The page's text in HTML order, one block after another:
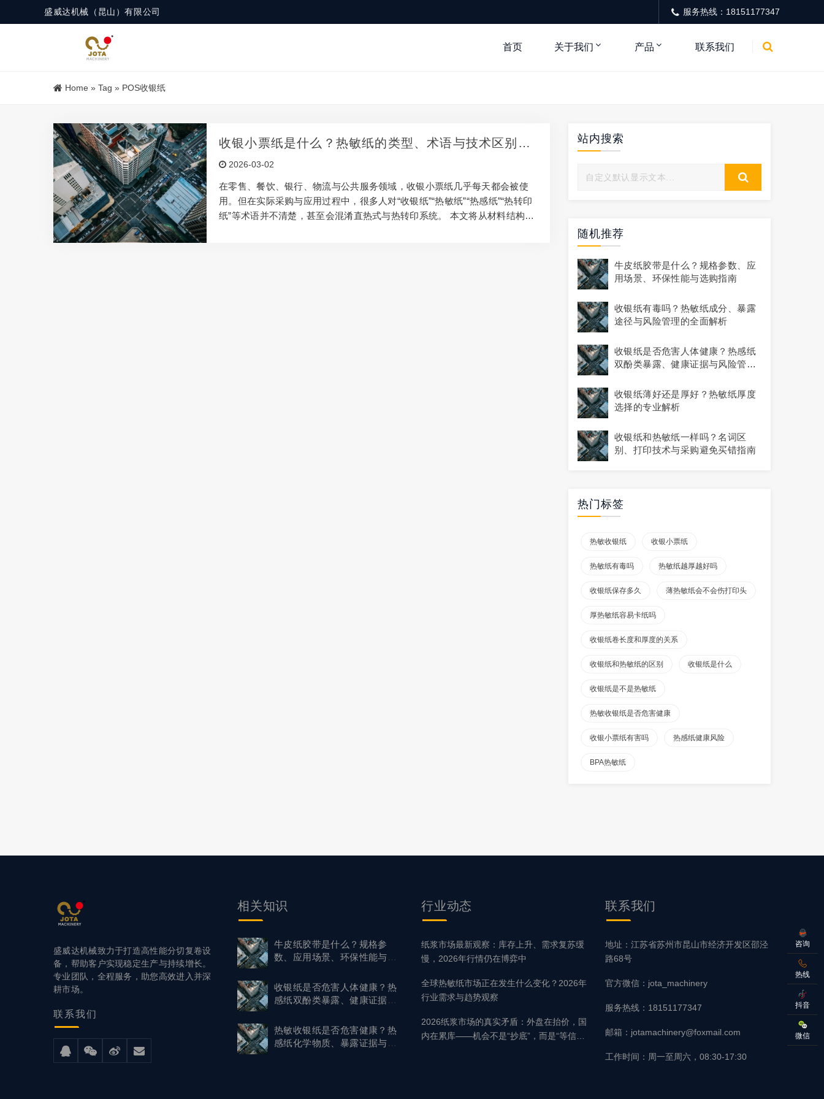
盛威达机械（昆山）有限公司 服务热线：18151177347
首页 关于我们 产品 联系我们
Home » Tag » POS收银纸
收银小票纸是什么？热敏纸的类型、术语与技术区别详
解 2026-03-02
在零售、餐饮、银行、物流与公共服务领域，收银小票纸几乎每天都会被使
用。但在实际采购与应用过程中，很多人对“收银纸”“热敏纸”“热感纸”“热转印
纸”等术语并不清楚，甚至会混淆直热式与热转印系统。 本文将从材料结构、
站内搜索
随机推荐
牛皮纸胶带是什么？规格参数、应
用场景、环保性能与选购指南
收银纸有毒吗？热敏纸成分、暴露
途径与风险管理的全面解析
收银纸是否危害人体健康？热感纸
双酚类暴露、健康证据与风险管理
收银纸薄好还是厚好？热敏纸厚度
选择的专业解析
收银纸和热敏纸一样吗？名词区
别、打印技术与采购避免买错指南
热门标签
热敏收银纸 收银小票纸
热敏纸有毒吗 热敏纸越厚越好吗
收银纸保存多久 薄热敏纸会不会伤打印头
厚热敏纸容易卡纸吗
收银纸卷长度和厚度的关系
收银纸和热敏纸的区别 收银纸是什么
收银纸是不是热敏纸
热敏收银纸是否危害健康
收银小票纸有害吗 热感纸健康风险
BPA热敏纸
盛威达机械致力于打造高性能分切复卷设
备，帮助客户实现稳定生产与持续增长。
专业团队，全程服务，助您高效进入并深
耕市场。
联系我们
相关知识
牛皮纸胶带是什么？规格参
数、应用场景、环保性能与选
收银纸是否危害人体健康？热
感纸双酚类暴露、健康证据与
热敏收银纸是否危害健康？热
感纸化学物质、暴露证据与风
行业动态
纸浆市场最新观察：库存上升、需求复苏缓
慢，2026年行情仍在博弈中
全球热敏纸市场正在发生什么变化？2026年
行业需求与趋势观察
2026纸浆市场的真实矛盾：外盘在抬价，国
内在累库——机会不是“抄底”，而是“等信
联系我们
地址：江苏省苏州市昆山市经济开发区邵泾
路68号
官方微信：jota_machinery
服务热线：18151177347
邮箱：jotamachinery@foxmail.com
工作时间：周一至周六，08:30-17:30
咨询
热线
抖音
微信